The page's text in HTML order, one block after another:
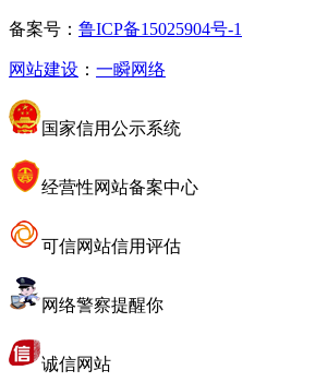
备案号： 鲁ICP备15025904号-1
网站建设 ： 一瞬网络
国家信用公示系统
经营性网站备案中心
可信网站信用评估
网络警察提醒你
诚信网站